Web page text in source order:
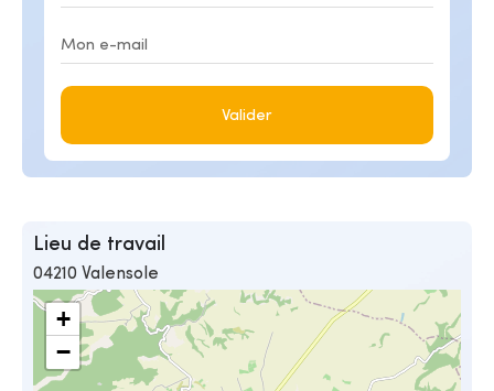
Valider
Lieu de travail
04210 Valensole
+
−